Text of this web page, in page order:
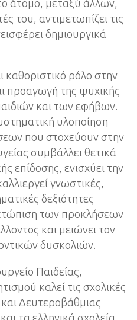
άτομο, μεταξύ άλλων,
του, αντιμετωπίζει τις
δημιουργικά
καθοριστικό ρόλο στην
προαγωγή της ψυχικής
και των εφήβων.
υλοποίηση
που στοχεύουν στην
συμβάλλει θετικά
επίδοσης, ενισχύει την
γνωστικές,
δεξιότητες
των προκλήσεων
και μειώνει τον
δυσκολιών.
Παιδείας,
καλεί τις σχολικές
Δευτεροβάθμιας
τα ελληνικά σχολεία